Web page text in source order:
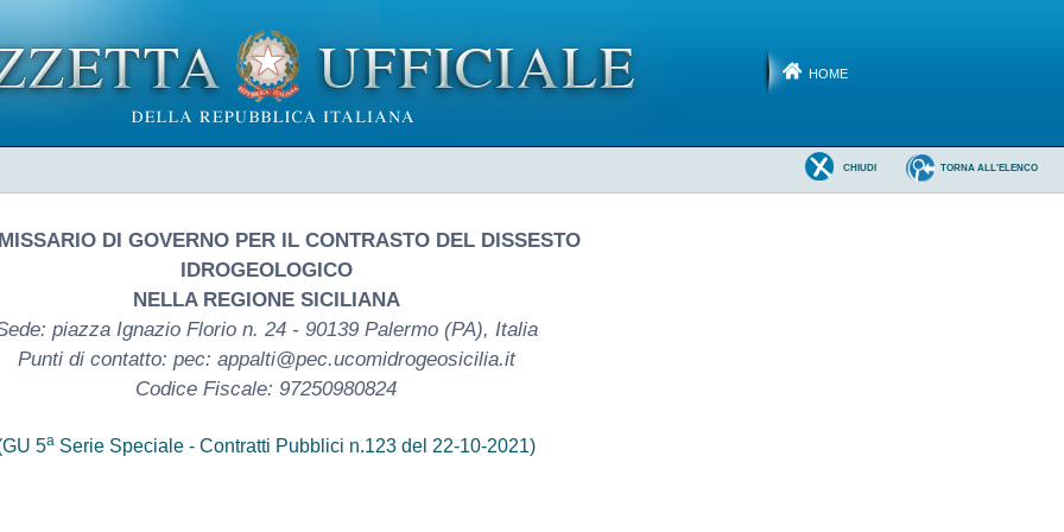
HOME
TORNA ALL'ELENCO
CHIUDI
DI GOVERNO PER IL CONTRASTO DEL DISSESTO
IDROGEOLOGICO
NELLA REGIONE SICILIANA
piazza Ignazio Florio n. 24 - 90139 Palermo (PA), Italia
Punti di contatto: pec: appalti@pec.ucomidrogeosicilia.it
Codice Fiscale: 97250980824
5a Serie Speciale - Contratti Pubblici n.123 del 22-10-2021)